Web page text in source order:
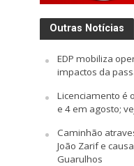
Outras Notícias
EDP mobiliza
impactos da
Licenciamento é
e 4 em agosto;
Caminhão
João Zarif e
Guarulhos